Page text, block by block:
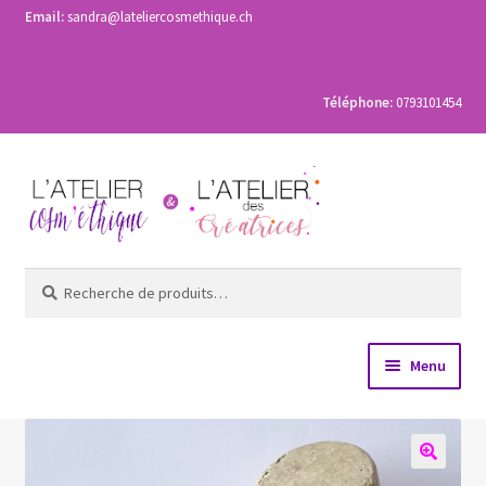
Email:sandra@lateliercosmethique.ch
Téléphone: 0793101454
Aller
la
Aller
au
contenu
pour :
Menu
Accueil